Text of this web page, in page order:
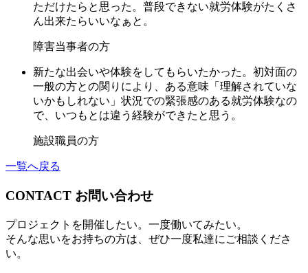
ただけたらと思った。普段できない就労体験がたくさ
ん出来たらいいなぁと。
障害当事者の方
新たな出会いや体験をしてもらいたかった。初対面の
一般の方との関りにより、ある意味「理解されていな
いかもしれない」状況での緊張感のある就労体験なの
で、いつもとは違う経験ができたと思う。
施設職員の方
一覧へ戻る
CONTACT お問い合わせ
プロジェクトを開催したい。一度働いてみたい。
そんな思いをお持ちの方は、ぜひ一度私達にご相談くださ
い。